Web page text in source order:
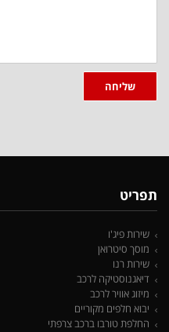
שליחה
תפריט
שירות פיג'ו
מוסך סיטרואן
שירות רנו
דיאגנוסטיקה לרכב
מיזוג אוויר לרכב
יבוא חלפים מקוריים
החלפת טורבו ברכב צרפתי